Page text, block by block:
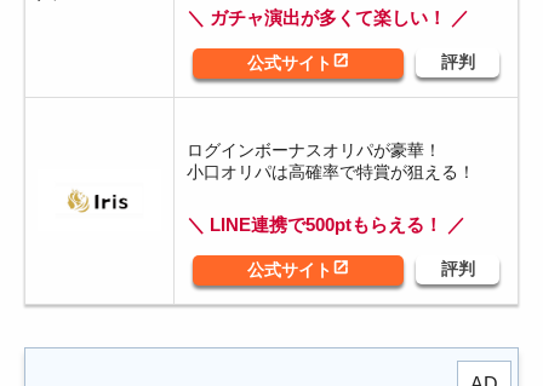
＼ ガチャ演出が多くて楽しい！ ／
ログインボーナスオリパが豪華！
小口オリパは高確率で特賞が狙える！
＼ LINE連携で500ptもらえる！ ／